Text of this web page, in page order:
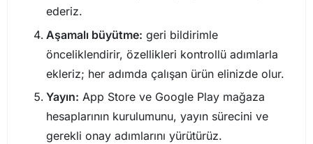
ederiz.
Aşamalı büyütme: geri bildirimle
önceliklendirir, özellikleri kontrollü adımlarla
ekleriz; her adımda çalışan ürün elinizde olur.
Yayın: App Store ve Google Play mağaza
hesaplarının kurulumunu, yayın sürecini ve
gerekli onay adımlarını yürütürüz.